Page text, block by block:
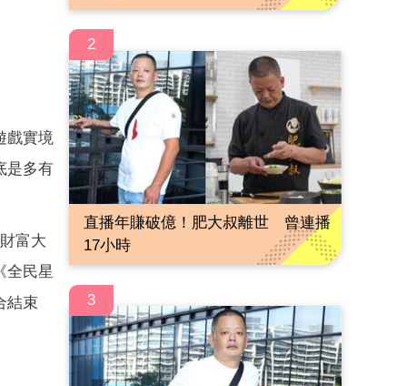
戲實境
是多有
富大
全民星
結束
2
直播年賺破億！肥大叔離世 曾連播
17小時
3